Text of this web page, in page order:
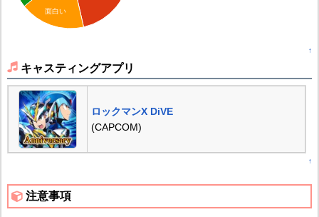
面白い
↑
キャスティングアプリ
ロックマンX DiVE
(CAPCOM)
↑
注意事項